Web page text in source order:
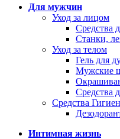
Для мужчин
Уход за лицом
Средства
Станки,
Уход за телом
Гель для
Мужские
Средства
Средства
Интимная жизнь